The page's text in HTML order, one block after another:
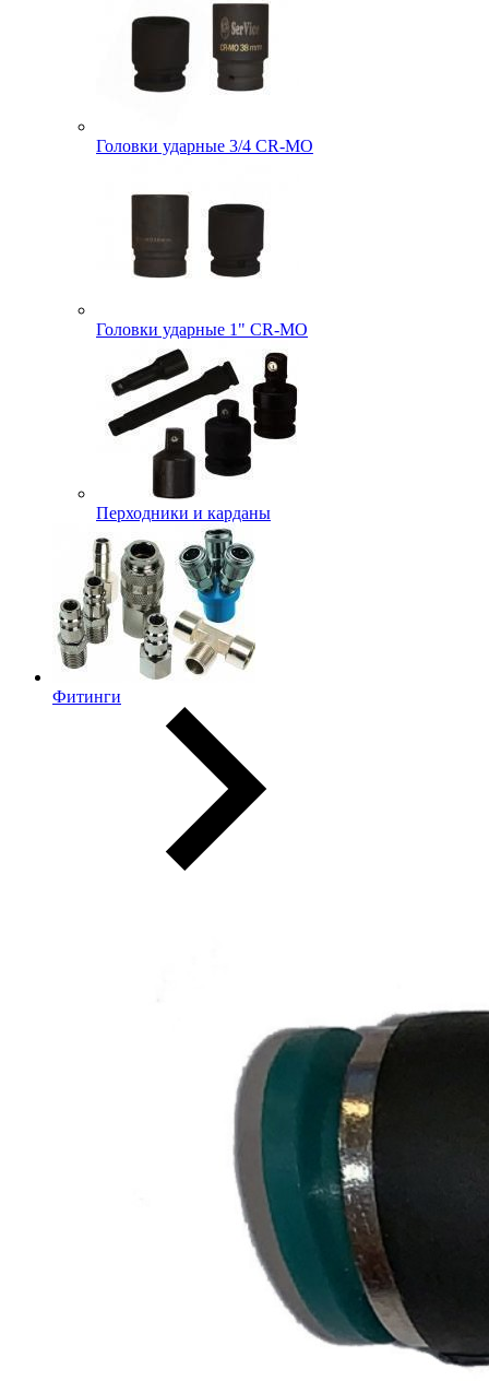
Головки ударные 3/4 CR-MO
Головки ударные 1" CR-MO
Перходники и карданы
Фитинги